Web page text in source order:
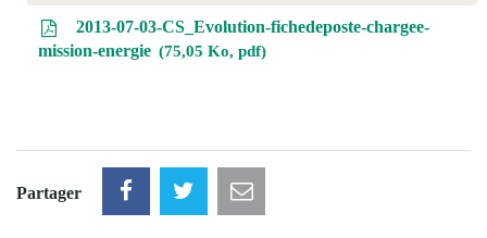
2013-07-03-CS_Evolution-fichedeposte-chargee-
mission-energie
75,05 Ko, pdf
Partager